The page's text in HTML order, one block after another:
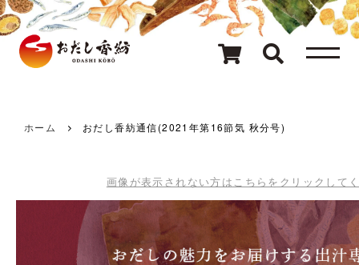
メニュー
80種類のおだし
カテゴリ一覧
おだしを探す
ギフト
ホーム おだし香紡通信(2021年第16節気 秋分号)
画像が表示されない方はこちらをクリックして